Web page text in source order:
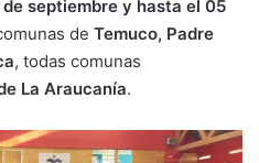
de septiembre y hasta el 05
de Temuco, Padre
, todas comunas
La Araucanía.